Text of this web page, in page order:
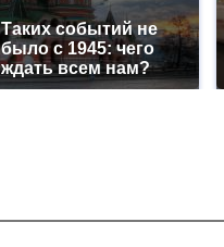
Таких событий не
было с 1945: чего
ждать всем нам?